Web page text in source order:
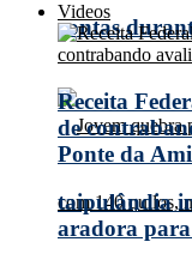
contas
Videos
Receita
de
Ponte da
taipulândia
aradora